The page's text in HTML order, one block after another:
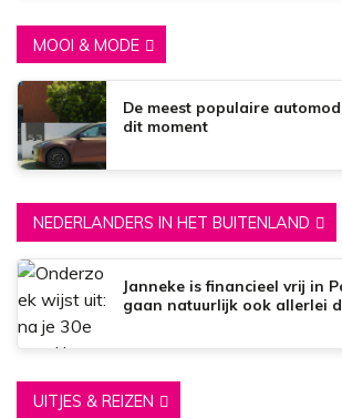
MOOI & MODE
De meest populaire
dit moment
NEDERLANDERS IN HET BUITENLAND
Janneke is financieel vrij in
gaan natuurlijk ook allerlei
UITJES & REIZEN